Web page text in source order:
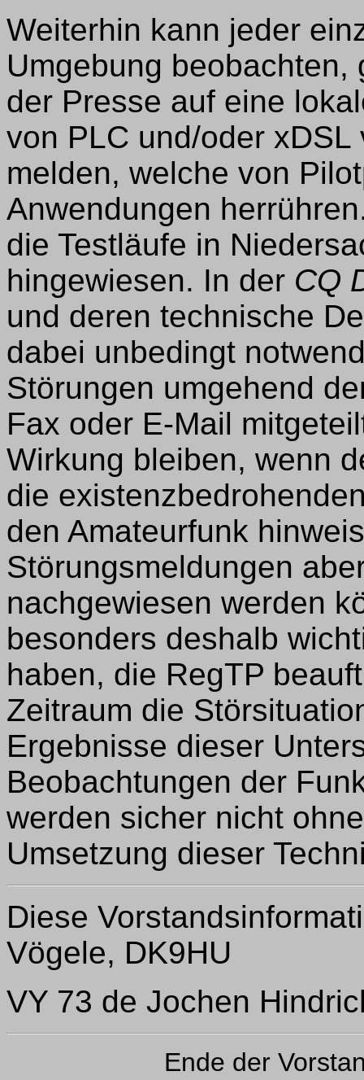
Weiterhin kann jeder
Umgebung
der Presse auf eine
von PLC und/oder
melden, welche von
Anwendungen
die Testläufe in
hingewiesen. In der CQ
und deren technische
dabei unbedingt
Störungen umgehend
Fax oder E-Mail
Wirkung bleiben, wenn
die
den Amateurfunk
Störungsmeldungen
nachgewiesen werden
besonders deshalb
haben, die RegTP
Zeitraum die
Ergebnisse dieser
Beobachtungen der
werden sicher nicht
Umsetzung dieser
Diese
Vögele, DK9HU
VY 73 de Jochen
Ende der